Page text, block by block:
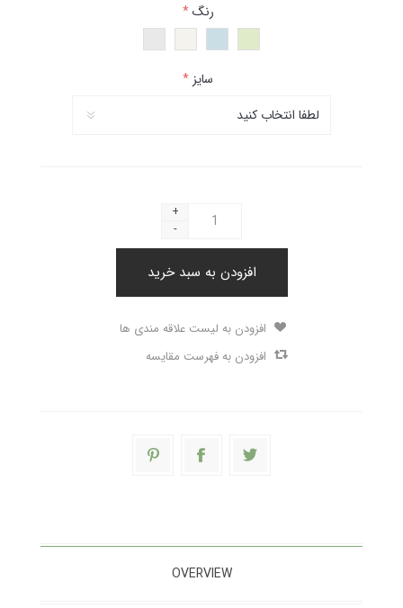
رنگ*
سایز *
+
-
افزودن به سبد خرید
افزودن به لیست علاقه مندی ها
افزودن به فهرست مقایسه
OVERVIEW